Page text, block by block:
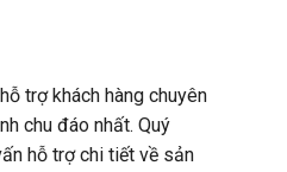
trợ khách hàng chuyên
chu đáo nhất. Quý
hỗ trợ chi tiết về sản